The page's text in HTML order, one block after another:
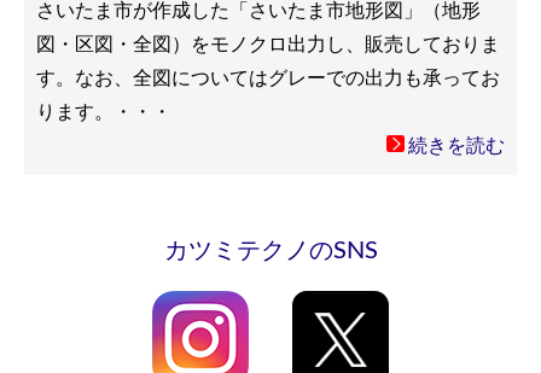
さいたま市が作成した「さいたま市地形図」（地形
図・区図・全図）をモノクロ出力し、販売しておりま
す。なお、全図についてはグレーでの出力も承ってお
ります。・・・
続きを読む
カツミテクノのSNS